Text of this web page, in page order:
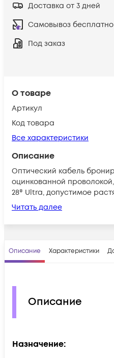
О товаре
Артикул
Код товара
Все характеристики
Описание
Оптический кабель
оцинкованной
28® Ultra, допустимое
Читать далее
Доставка от 3 дней
Самовывоз бесплатно
Под заказ
Описание Характеристики
Описание
Назначение: